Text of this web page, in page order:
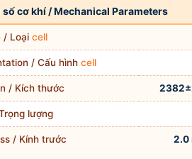
số cơ khí / Mechanical Parameters
/ Loạicell
/ Cấu hìnhcell
/ Kích thước
lượng
/ Kính trước
2.0